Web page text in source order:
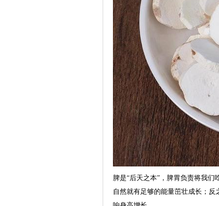
脾是“后天之本”，脾胃负责将我
自然就有足够的能量茁壮成长；